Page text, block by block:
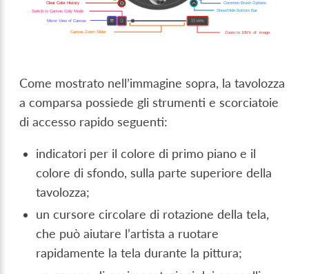
Come mostrato nell’immagine sopra, la tavolozza
a comparsa possiede gli strumenti e scorciatoie
di accesso rapido seguenti:
indicatori per il colore di primo piano e il
colore di sfondo, sulla parte superiore della
tavolozza;
un cursore circolare di rotazione della tela,
che può aiutare l’artista a ruotare
rapidamente la tela durante la pittura;